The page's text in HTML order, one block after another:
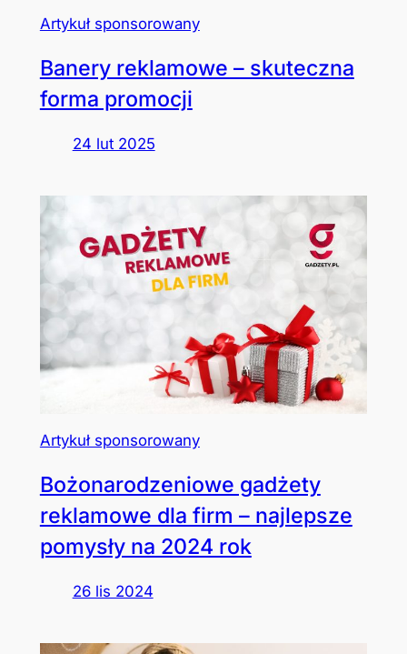
Artykuł sponsorowany
Banery reklamowe – skuteczna
forma promocji
24 lut 2025
Artykuł sponsorowany
Bożonarodzeniowe gadżety
reklamowe dla firm – najlepsze
pomysły na 2024 rok
26 lis 2024